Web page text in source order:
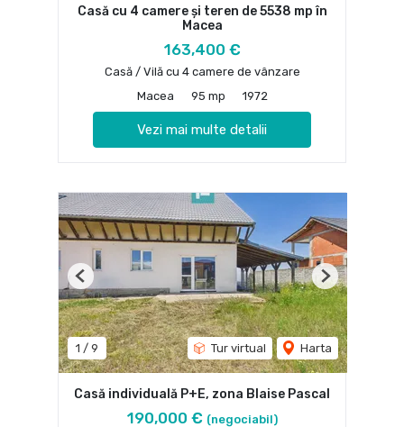
Casă cu 4 camere și teren de 5538 mp în
Macea
163,400 €
Casă / Vilă cu 4 camere de vânzare
Macea
95 mp 1972
Vezi mai multe detalii
1 / 9 Tur virtual Harta
Previous Next
Casă individuală P+E, zona Blaise Pascal
190,000 € (negociabil)